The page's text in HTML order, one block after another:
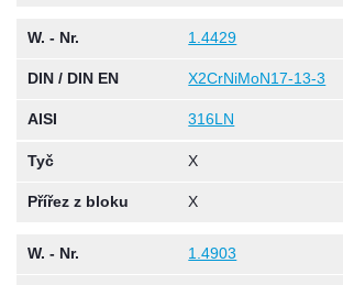
W. - Nr. 1.4429
DIN / DIN EN X2CrNiMoN17-13-3
AISI 316LN
Tyč X
Přířez z bloku X
W. - Nr. 1.4903